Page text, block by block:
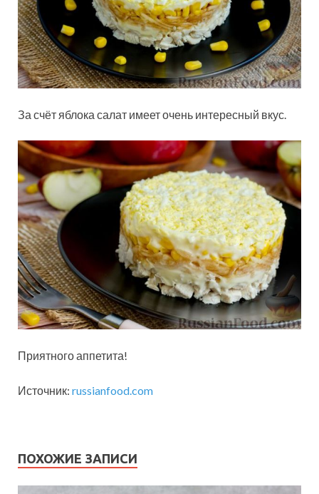
За счёт яблока салат имеет очень интересный вкус.
Приятного аппетита!
Источник: russianfood.com
ПОХОЖИЕ ЗАПИСИ